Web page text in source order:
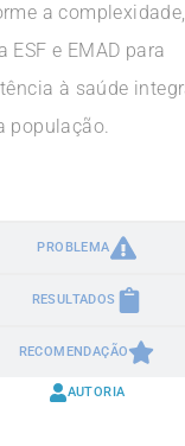
PROBLEMA
RESULTADOS
RECOMENDAÇÃO
a complexidade,
ESF e EMAD para
à saúde
população.
AUTORIA